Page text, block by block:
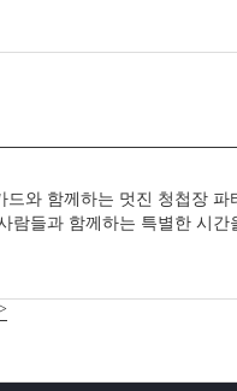
드와 함께하는 멋진 청첩장 파
람들과 함께하는 특별한 시간